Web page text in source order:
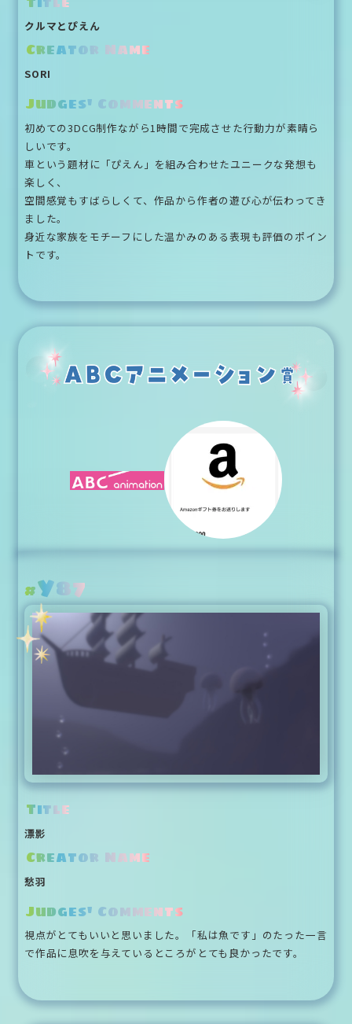
クルマとぴえん
Creator Name
SORI
Judges' Comments
初めての3DCG制作ながら1時間で完成させた行動力が素晴ら
しいです。
車という題材に「ぴえん」を組み合わせたユニークな発想も
楽しく、
空間感覚もすばらしくて、作品から作者の遊び心が伝わってき
ました。
身近な家族をモチーフにした温かみのある表現も評価のポイン
トです。
#Y87
Title
漂影
Creator Name
愁羽
Judges' Comments
視点がとてもいいと思いました。「私は魚です」のたった一言
で作品に息吹を与えているところがとても良かったです。